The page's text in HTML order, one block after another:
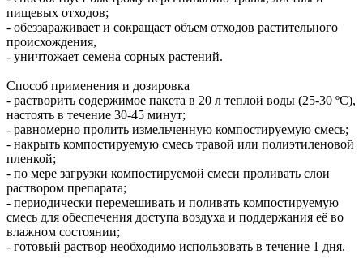
пищевых отходов;
- обеззараживает и сокращает объем отходов растительного
происхождения,
- уничтожает семена сорных растений.
Способ применения и дозировка
- растворить содержимое пакета в 20 л теплой воды (25-30 ºС),
настоять в течение 30-45 минут;
- равномерно пролить измельченную компостируемую смесь;
- накрыть компостируемую смесь травой или полиэтиленовой
пленкой;
- по мере загрузки компостируемой смеси проливать слои
раствором препарата;
- периодически перемешивать и поливать компостируемую
смесь для обеспечения доступа воздуха и поддержания её во
влажном состоянии;
- готовый раствор необходимо использовать в течение 1 дня.